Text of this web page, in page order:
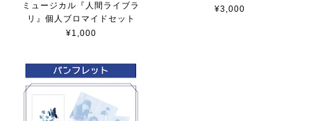
ミュージカル『人間ライブラ
リ』個人ブロマイドセット
¥1,000
¥3,000